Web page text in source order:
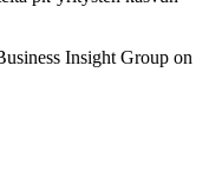
Insight Group on